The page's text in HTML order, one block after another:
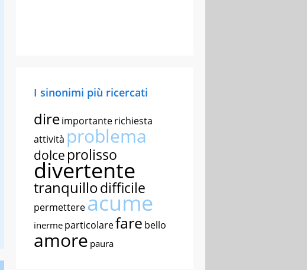
I sinonimi più ricercati
direimportanterichiesta
attività problema
dolce prolisso
divertente
tranquillodifficile
permettereacume
inerme particolarefare bello
amore paura